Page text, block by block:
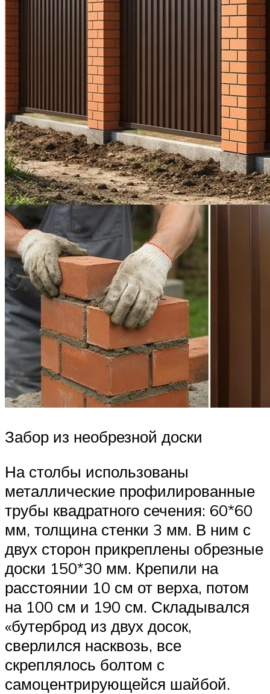
Забор из необрезной доски
На столбы использованы
металлические профилированные
трубы квадратного сечения: 60*60
мм, толщина стенки 3 мм. В ним с
двух сторон прикреплены обрезные
доски 150*30 мм. Крепили на
расстоянии 10 см от верха, потом
на 100 см и 190 см. Складывался
«бутерброд из двух досок,
сверлился насквозь, все
скреплялось болтом с
самоцентрирующейся шайбой.